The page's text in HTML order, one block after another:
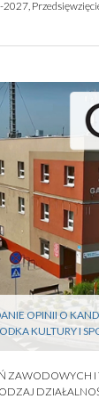
OPINII O
KULTURY I
ZAWODOWYCH